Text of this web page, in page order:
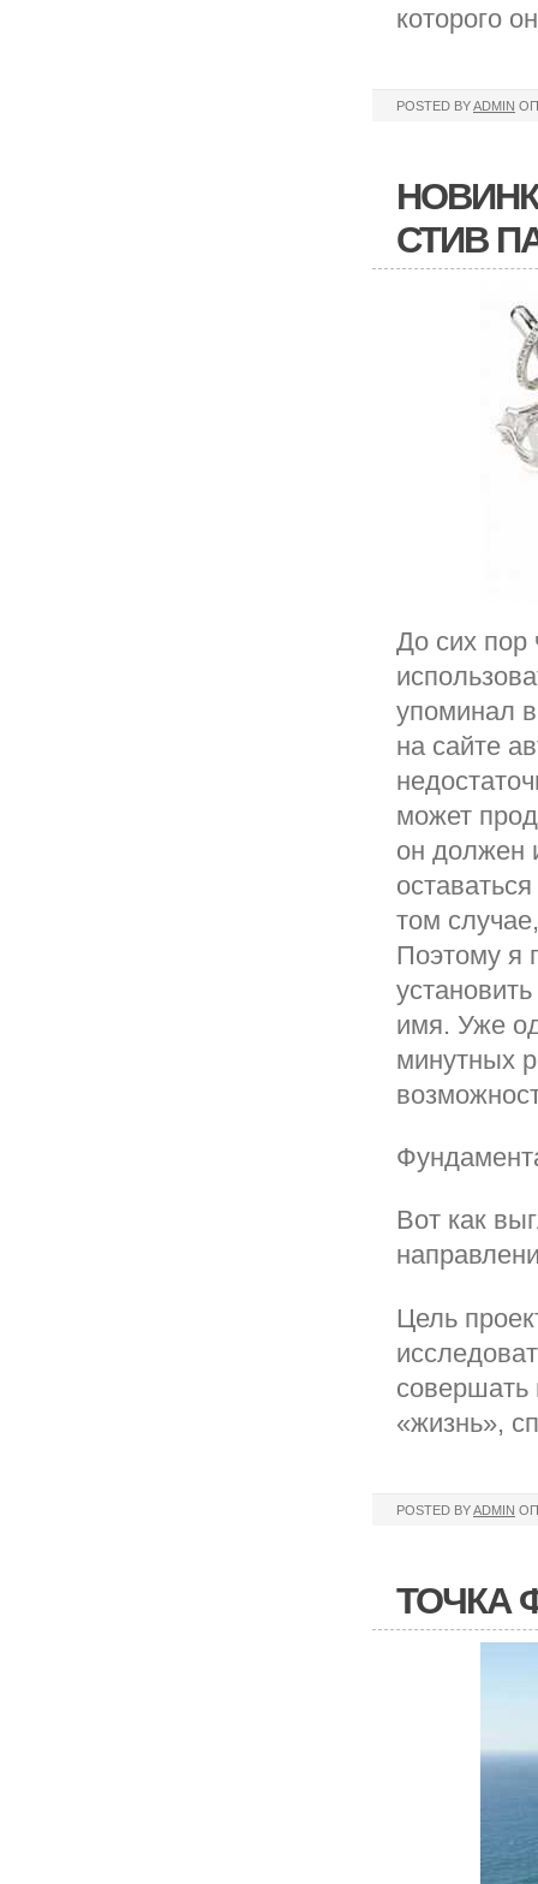
которого
POSTED BYADMIN
СТИВ
До сих пор
упоминал
на сайте
может
он должен
том
Поэтому я
имя. Уже
минутных
Вот как
Цель
совершать
«жизнь»,
POSTED BYADMIN
ТОЧКА